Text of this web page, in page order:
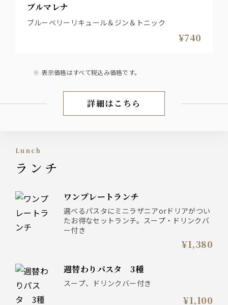
ブルマレナ
ブルーベリーリキュール＆ジン＆トニック
¥740
表示価格はすべて税込み価格です。
ワイン/ドリンク
詳細はこちら
lunch
ランチ
ワンプレートランチ
選べるパスタにミニラザニアorドリアがつい
たお得なセットランチ。スープ・ドリンクバ
ー付き
¥1,380
週替わりパスタ 3種
スープ、ドリンクバー付き
¥1,100